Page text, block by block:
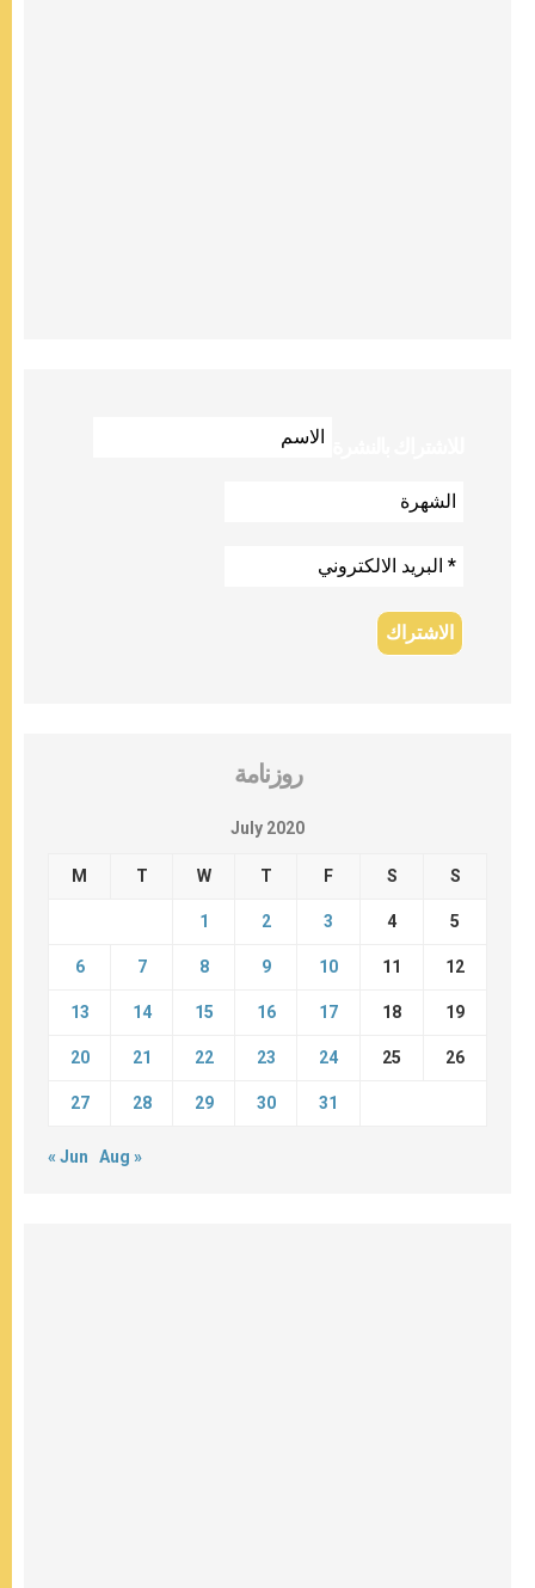
روزنامة
July 2020
M T W T F S S
1 2 3 4 5
6 7 8 9 10 11 12
13 14 15 16 17 18 19
20 21 22 23 24 25 26
27 28 29 30 31
« Jun Aug »